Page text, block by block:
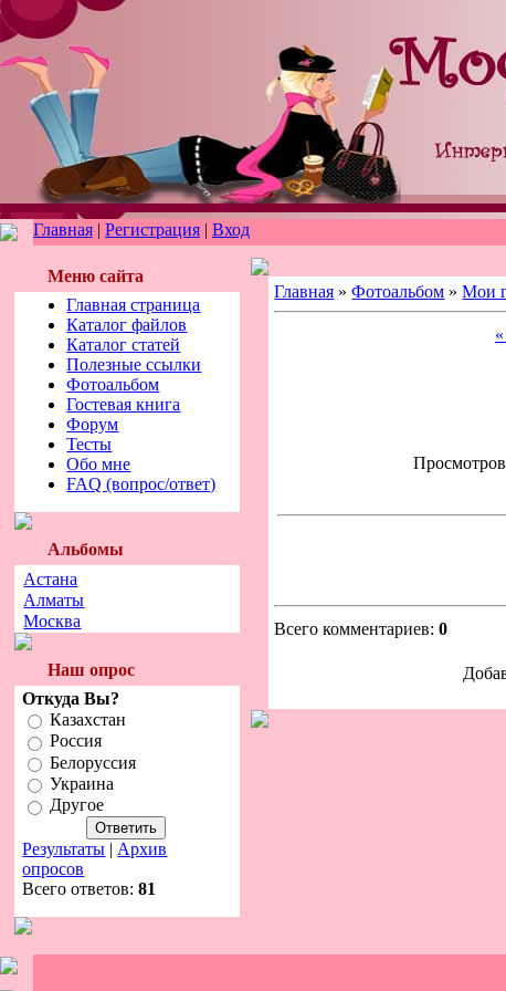
Главная | Регистрация | Вход
Меню сайта
Главная страница
Каталог файлов
Каталог статей
Полезные ссылки
Фотоальбом
Гостевая книга
Форум
Тесты
Обо мне
FAQ (вопрос/ответ)
Альбомы
Астана
Алматы
Москва
Наш опрос
Откуда Вы?
Казахстан
Россия
Белоруссия
Украина
Другое
Результаты | Архив
опросов
Всего ответов:81
Главная »Фотоальбом »Мои
Всего комментариев:0